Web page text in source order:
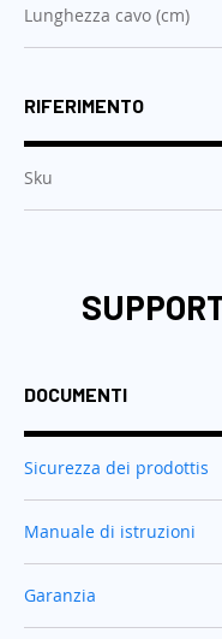
Lunghezza cavo (cm)
RIFERIMENTO
Sku
DOCUMENTI
Sicurezza dei prodottis
Manuale di istruzioni
Garanzia